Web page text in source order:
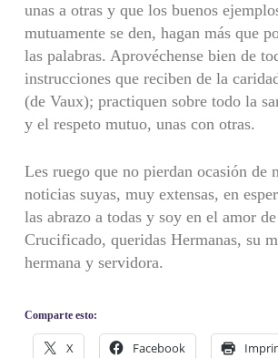
unas a otras y que los buenos
mutuamente se den, hagan más que
las palabras. Aprovéchense bien de
instrucciones que reciben de la
(de Vaux); practiquen sobre todo la
y el respeto mutuo, unas con otras.
Les ruego que no pierdan ocasión de
noticias suyas, muy extensas, en
las abrazo a todas y soy en el amor de
Crucificado, queridas Hermanas, su
hermana y servidora.
Comparte esto:
X Facebook